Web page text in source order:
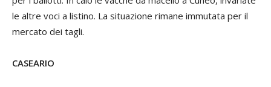
le altre voci a listino. La situazione rimane immutata per il
mercato dei tagli.
CASEARIO